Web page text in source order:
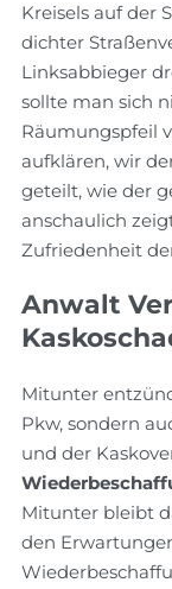
Kreisels auf der
dichter
Linksabbieger
sollte man sich
Räumungspfeil
aufklären, wir
geteilt, wie der
anschaulich
Zufriedenheit
Anwalt
Mitunter
Pkw, sondern
und der
Mitunter bleibt
den